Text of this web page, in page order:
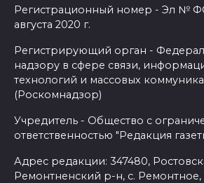
Регистрационный номер - Эл №
августа 2020 г.
Регистрирующий орган -
надзору в сфере связи,
технологий и массовых
(Роскомнадзор)
Учредитель - Общество с
ответственностью "Редакция
Адрес редакции: 347480,
Ремонтненский р-н, с. Ремонтное,